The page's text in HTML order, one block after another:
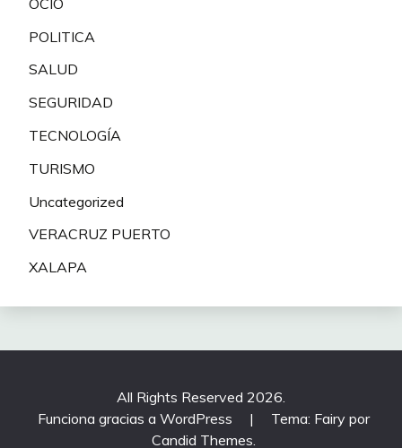
POLITICA
SALUD
SEGURIDAD
TECNOLOGÍA
TURISMO
Uncategorized
VERACRUZ PUERTO
XALAPA
All Rights Reserved 2026.
Funciona gracias a WordPress
|
Tema: Fairy por
Candid Themes.